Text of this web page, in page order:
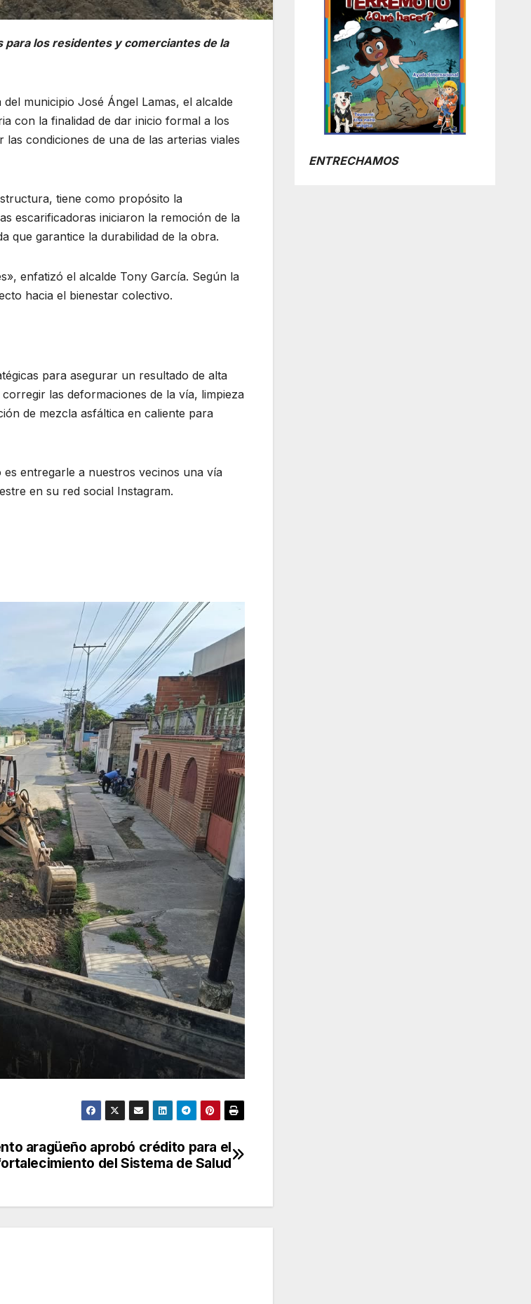
para los residentes y comerciantes de la
municipio José Ángel Lamas, el alcalde
con la finalidad de dar inicio formal a los
condiciones de una de las arterias viales
tiene como propósito la
escarificadoras iniciaron la remoción de la
que garantice la durabilidad de la obra.
enfatizó el alcalde Tony García. Según la
hacia el bienestar colectivo.
para asegurar un resultado de alta
las deformaciones de la vía, limpieza
de mezcla asfáltica en caliente para
entregarle a nuestros vecinos una vía
en su red social Instagram.
aragüeño aprobó crédito para el
del Sistema de Salud
ENTRECHAMOS